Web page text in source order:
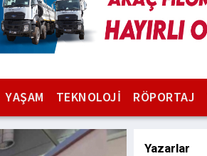
YAŞAM TEKNOLOJİ RÖPORTAJ
Yazarlar